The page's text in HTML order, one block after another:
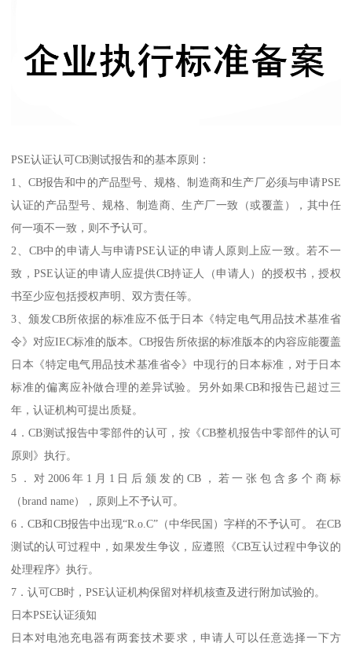
PSE认证认可CB测试报告和的基本原则：
1、CB报告和中的产品型号、规格、制造商和生产厂必须与申请PSE
认证的产品型号、规格、制造商、生产厂一致（或覆盖），其中任
何一项不一致，则不予认可。
2、CB中的申请人与申请PSE认证的申请人原则上应一致。若不一
致，PSE认证的申请人应提供CB持证人（申请人）的授权书，授权
书至少应包括授权声明、双方责任等。
3、颁发CB所依据的标准应不低于日本《特定电气用品技术基准省
令》对应IEC标准的版本。CB报告所依据的标准版本的内容应能覆盖
日本《特定电气用品技术基准省令》中现行的日本标准，对于日本
标准的偏离应补做合理的差异试验。另外如果CB和报告已超过三
年，认证机构可提出质疑。
4．CB测试报告中零部件的认可，按《CB整机报告中零部件的认可
原则》执行。
5．对2006年1月1日后颁发的CB，若一张包含多个商标
（brand name），原则上不予认可。
6．CB和CB报告中出现“R.o.C”（中华民国）字样的不予认可。 在CB
测试的认可过程中，如果发生争议，应遵照《CB互认过程中争议的
处理程序》执行。
7．认可CB时，PSE认证机构保留对样机核查及进行附加试验的。
日本PSE认证须知
日本对电池充电器有两套技术要求，申请人可以任意选择一下方